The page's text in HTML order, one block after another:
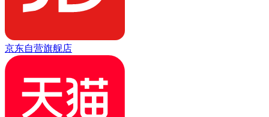
京东自营旗舰店